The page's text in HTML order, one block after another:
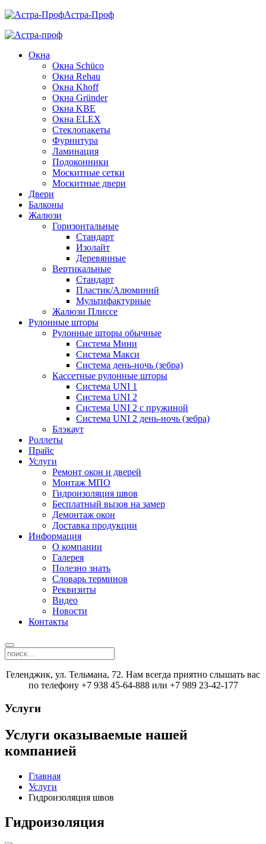
Астра-Проф
Окна
Окна Schüco
Окна Rehau
Окна Khoff
Окна Gründer
Окна KBE
Окна ELEX
Стеклопакеты
Фурнитура
Ламинация
Подоконники
Москитные сетки
Москитные двери
Двери
Балконы
Жалюзи
Горизонтальные
Стандарт
Изолайт
Деревянные
Вертикальные
Стандарт
Пластик/Алюминий
Мультифактурные
Жалюзи Плиссе
Рулонные шторы
Рулонные шторы обычные
Система Мини
Система Макси
Система день-ночь (зебра)
Кассетные рулонные шторы
Система UNI 1
Система UNI 2
Система UNI 2 с пружиной
Система UNI 2 день-ночь (зебра)
Блэкаут
Роллеты
Прайс
Услуги
Ремонт окон и дверей
Монтаж МПО
Гидроизоляция швов
Бесплатный вызов на замер
Демонтаж окон
Доставка продукции
Информация
О компании
Галерея
Полезно знать
Словарь терминов
Реквизиты
Видео
Новости
Контакты
Геленджик, ул. Тельмана, 72. Нам всегда приятно слышать вас
по телефону +7 938 45-64-888 или +7 989 23-42-177
Услуги
Услуги оказываемые нашей
компанией
Главная
Услуги
Гидроизоляция швов
Гидроизоляция